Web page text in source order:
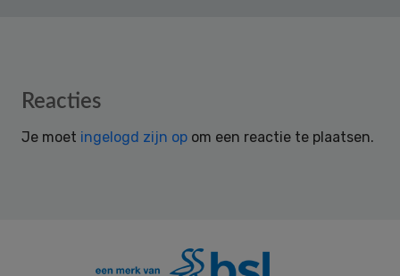
Reader
Reacties
Je moet ingelogd zijn op om een reactie te plaatsen.